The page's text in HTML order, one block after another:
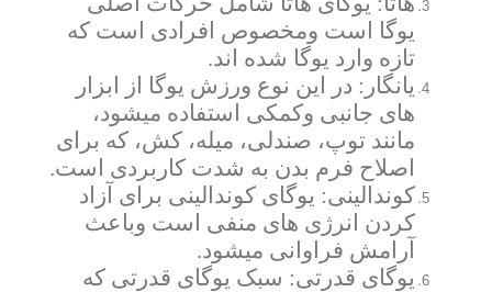
یوگا است ومخصوص افرادی است که
تازه وارد یوگا شده اند.
یانگار: در این نوع ورزش یوگا از ابزار
های جانبی وکمکی استفاده میشود،
مانند توپ، صندلی، میله، کش، که برای
اصلاح فرم بدن به شدت کاربردی است.
کوندالینی: یوگای کوندالینی برای آزاد
کردن انرژی های منفی است وباعث
آرامش فراوانی میشود.
یوگای قدرتی: سبک یوگای قدرتی که